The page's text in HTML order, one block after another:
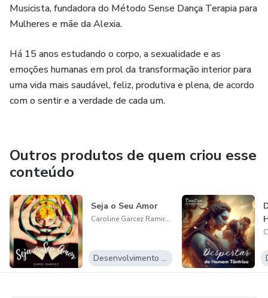
Musicista, fundadora do Método Sense Dança Terapia para
Mulheres e mãe da Alexia.
Há 15 anos estudando o corpo, a sexualidade e as
emoções humanas em prol da transformação interior para
uma vida mais saudável, feliz, produtiva e plena, de acordo
com o sentir e a verdade de cada um.
Outros produtos de quem criou esse
conteúdo
Seja o Seu Amor
Caroline Garcez Ramires de Freitas
Desenvolvimento Pessoal